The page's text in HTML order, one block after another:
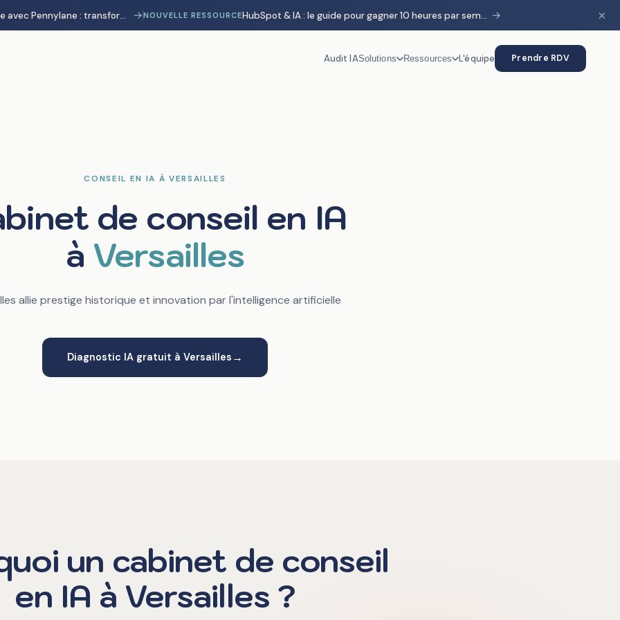
Automatisation comptable avec Pennylane : transformer la charge administrative en avantage stratégique →NOUVELLE RESSOURCE HubSpot & IA : le guide pour gagner 10 heures par semaine → ×
Audit IASolutions Ressources L'équipe Prendre RDV
CONSEIL EN IA À VERSAILLES
de conseil en IA
à Versailles
allie prestige historique et innovation par l'intelligence artificielle
Diagnostic IA gratuit à Versailles →
un cabinet de conseil
en IA à Versailles ?